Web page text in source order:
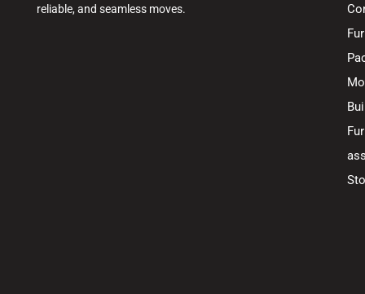
reliable, and seamless moves.